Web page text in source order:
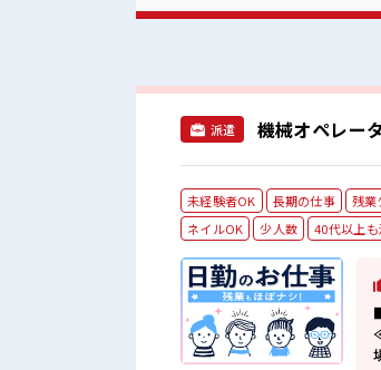
派遣 機械オペレー
未経験者OK 長期の仕事 残業
ネイルOK
少人数 40代以上